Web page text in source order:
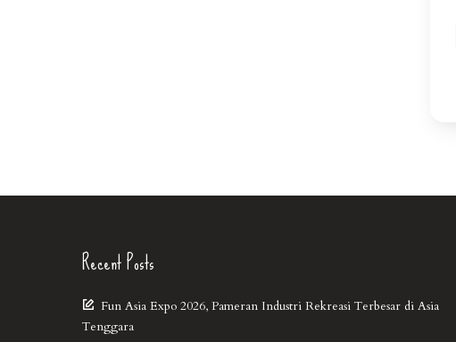
Recent Posts
Fun Asia Expo 2026, Pameran Industri Rekreasi Terbesar di Asia
Tenggara